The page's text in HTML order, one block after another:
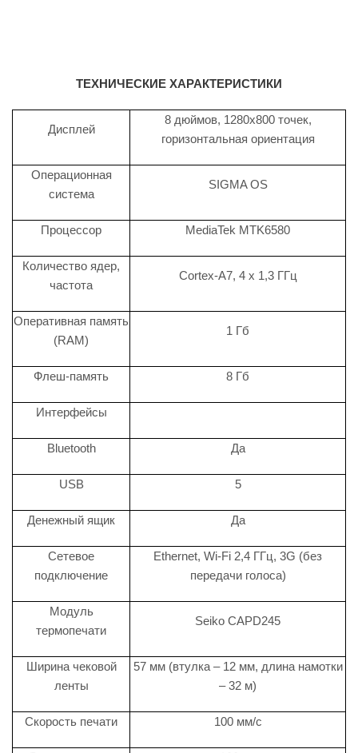
ТЕХНИЧЕСКИЕ ХАРАКТЕРИСТИКИ
Дисплей
8 дюймов, 1280х800 точек,
горизонтальная ориентация
Операционная
система
SIGMA OS
Процессор MediaTek MTK6580
Количество ядер,
частота
Cortex-A7, 4 х 1,3 ГГц
Оперативная память
(RAM)
1 Гб
Флеш-память 8 Гб
Интерфейсы
Bluetooth Да
USB 5
Денежный ящик Да
Сетевое
подключение
Ethernet, Wi-Fi 2,4 ГГц, 3G (без
передачи голоса)
Модуль
термопечати
Seiko CAPD245
Ширина чековой
ленты
57 мм (втулка – 12 мм, длина намотки
– 32 м)
Скорость печати 100 мм/с